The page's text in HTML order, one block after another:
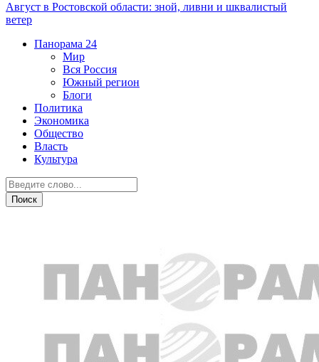
Август в Ростовской области: зной, ливни и шквалистый
ветер
Панорама 24
Мир
Вся Россия
Южный регион
Блоги
Политика
Экономика
Общество
Власть
Культура